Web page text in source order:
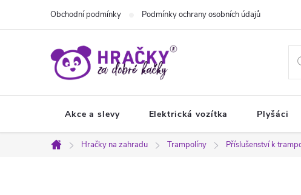
Obchodní podmínky Podmínky ochrany osobních údajů
Akce a slevy Elektrická vozítka Plyšáci
Domů
Hračky na zahradu Trampolíny Příslušenství k